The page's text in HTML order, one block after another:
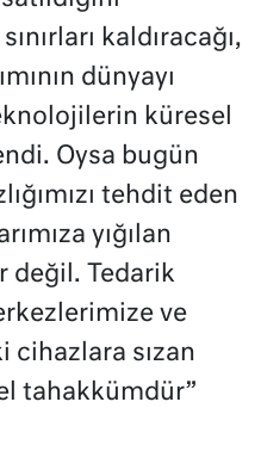
kaldıracağı,
dünyayı
küresel
Oysa bugün
tehdit eden
yığılan
değil. Tedarik
ve
cihazlara sızan
tahakkümdür”